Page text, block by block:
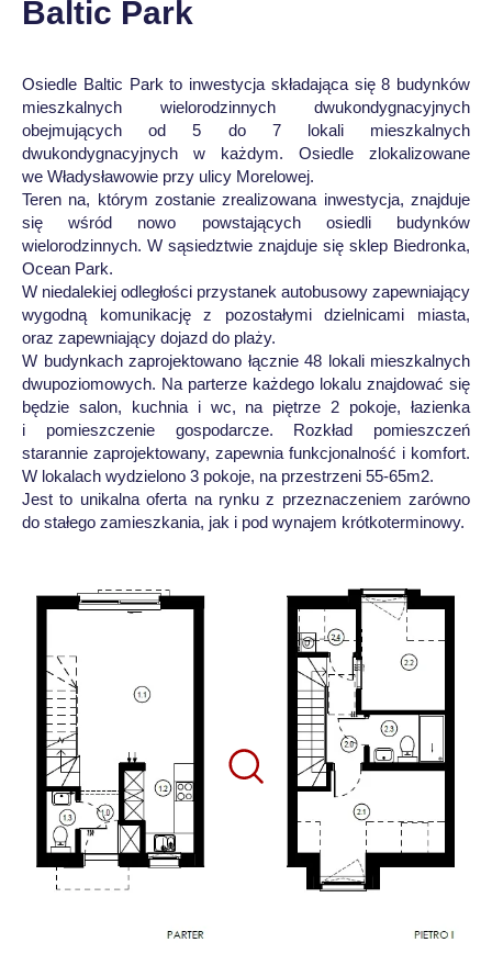
Baltic Park
Osiedle Baltic Park to inwestycja składająca się 8 budynków
mieszkalnych wielorodzinnych dwukondygnacyjnych
obejmujących od 5 do 7 lokali mieszkalnych
dwukondygnacyjnych w każdym. Osiedle zlokalizowane
we Władysławowie przy ulicy Morelowej.
Teren na, którym zostanie zrealizowana inwestycja, znajduje
się wśród nowo powstających osiedli budynków
wielorodzinnych. W sąsiedztwie znajduje się sklep Biedronka,
Ocean Park.
W niedalekiej odległości przystanek autobusowy zapewniający
wygodną komunikację z pozostałymi dzielnicami miasta,
oraz zapewniający dojazd do plaży.
W budynkach zaprojektowano łącznie 48 lokali mieszkalnych
dwupoziomowych. Na parterze każdego lokalu znajdować się
będzie salon, kuchnia i wc, na piętrze 2 pokoje, łazienka
i pomieszczenie gospodarcze. Rozkład pomieszczeń
starannie zaprojektowany, zapewnia funkcjonalność i komfort.
W lokalach wydzielono 3 pokoje, na przestrzeni 55-65m2.
Jest to unikalna oferta na rynku z przeznaczeniem zarówno
do stałego zamieszkania, jak i pod wynajem krótkoterminowy.